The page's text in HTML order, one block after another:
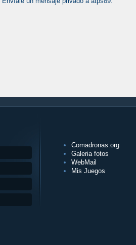
Comadronas.org
Galeria fotos
WebMail
Mis Juegos